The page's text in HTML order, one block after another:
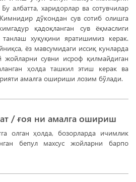
албатта, харидорлар ва сотувчилар
дўкондан сув сотиб олишга
қадоқланган сув ёқмаслиги
хуқуқини яратишимиз керак.
ёз мавсумидаги иссиқ кунларда
жойларни сувни исроф қилмайдиган
ҳолда ташкил этиш керак ва
амалга ошириши лозим бўлади.
/ ғоя ни амалга ошириш
олган ҳолда, бозорларда ичимлик
бепул махсус жойларни барпо